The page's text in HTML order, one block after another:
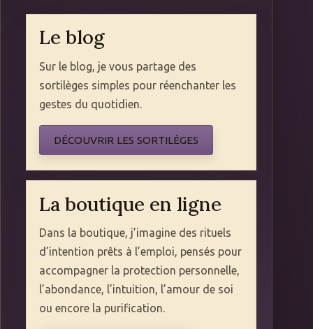
Le blog
Sur le blog, je vous partage des
sortilèges simples pour réenchanter les
gestes du quotidien.
DÉCOUVRIR LES SORTILÈGES
La boutique en ligne
Dans la boutique, j’imagine des rituels
d’intention prêts à l’emploi, pensés pour
accompagner la protection personnelle,
l’abondance, l’intuition, l’amour de soi
ou encore la purification.